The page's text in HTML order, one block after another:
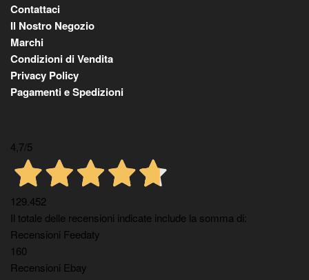
Contattaci
Il Nostro Negozio
Marchi
Condizioni di Vendita
Privacy Policy
Pagamenti e Spedizioni
4,7/5
129.452
Il totale delle recensioni indicate include la somma di:
Recensioni Feedaty
160
Recensioni Ebay